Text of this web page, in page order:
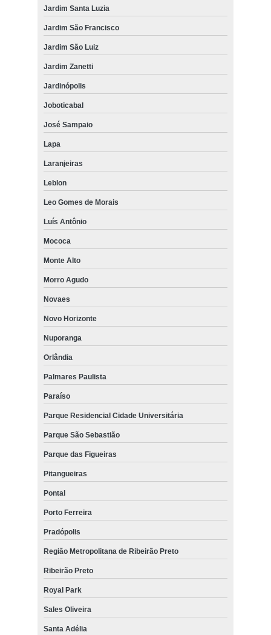
Jardim Santa Luzia
Jardim São Francisco
Jardim São Luiz
Jardim Zanetti
Jardinópolis
Joboticabal
José Sampaio
Lapa
Laranjeiras
Leblon
Leo Gomes de Morais
Luís Antônio
Mococa
Monte Alto
Morro Agudo
Novaes
Novo Horizonte
Nuporanga
Orlândia
Palmares Paulista
Paraíso
Parque Residencial Cidade Universitária
Parque São Sebastião
Parque das Figueiras
Pitangueiras
Pontal
Porto Ferreira
Pradópolis
Região Metropolitana de Ribeirão Preto
Ribeirão Preto
Royal Park
Sales Oliveira
Santa Adélia